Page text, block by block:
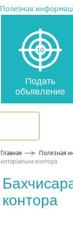
Полезная
Подать
объявление
Главная
Полезная
нотаріальна контора
контора